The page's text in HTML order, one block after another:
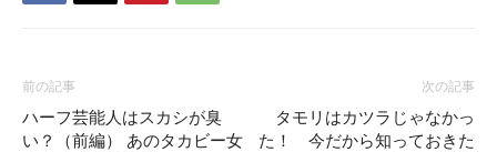
前の記事
ハーフ芸能人はスカシが臭
い？（前編） あのタカビー女
次の記事
タモリはカツラじゃなかっ
た！ 今だから知っておきた